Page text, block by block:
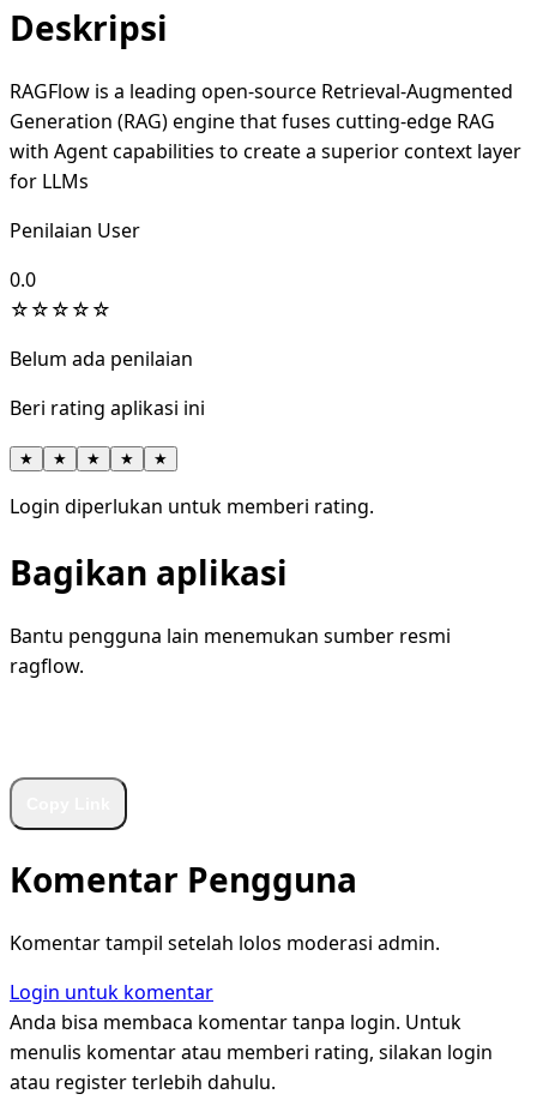
Deskripsi
RAGFlow is a leading open-source Retrieval-Augmented
Generation (RAG) engine that fuses cutting-edge RAG
with Agent capabilities to create a superior context layer
for LLMs
Penilaian User
0.0
☆☆☆☆☆
Belum ada penilaian
Beri rating aplikasi ini
★ ★ ★ ★ ★
Login diperlukan untuk memberi rating.
Bagikan aplikasi
Bantu pengguna lain menemukan sumber resmi
ragflow.
Komentar Pengguna
Komentar tampil setelah lolos moderasi admin.
Login untuk komentar
Anda bisa membaca komentar tanpa login. Untuk
menulis komentar atau memberi rating, silakan login
atau register terlebih dahulu.